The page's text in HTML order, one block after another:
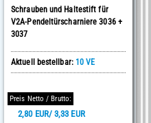
Schrauben und Haltestift für
V2A-Pendeltürscharniere 3036 +
3037
Aktuell bestellbar: 10 VE
Preis Netto / Brutto:
2,80 EUR/ 3,33 EUR